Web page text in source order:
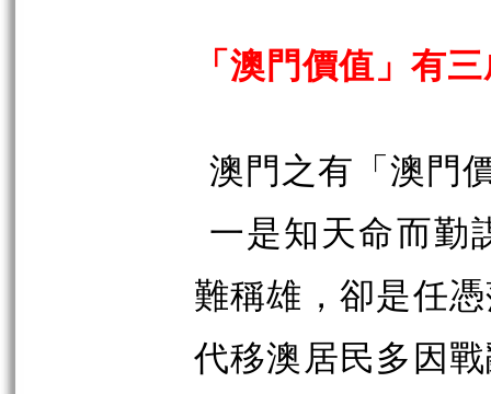
「澳門價值」有
澳門之有「澳門
一是知天命而勤
難稱雄，卻是任
代移澳居民多因